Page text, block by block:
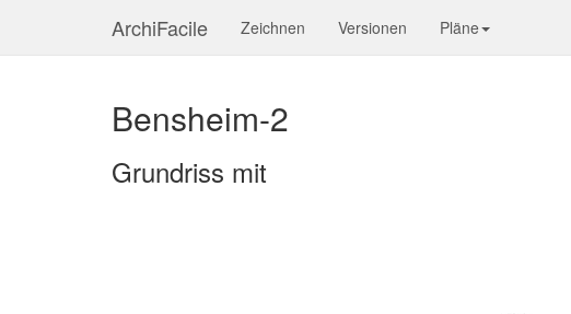
ArchiFacile Zeichnen Versionen Pläne
Bensheim-2
Grundriss mit